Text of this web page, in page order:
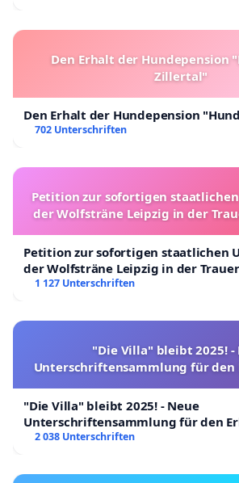
Den Erhalt der Hundepension
Zillertal"
Den Erhalt der Hundepension
702 Unterschriften
Petition zur sofortigen
der Wolfsträne Leipzig in der
Petition zur sofortigen staatlichen
der Wolfsträne Leipzig in der
1 127 Unterschriften
"Die Villa" bleibt 2025! -
Unterschriftensammlung für den
"Die Villa" bleibt 2025! - Neue
Unterschriftensammlung für den
2 038 Unterschriften